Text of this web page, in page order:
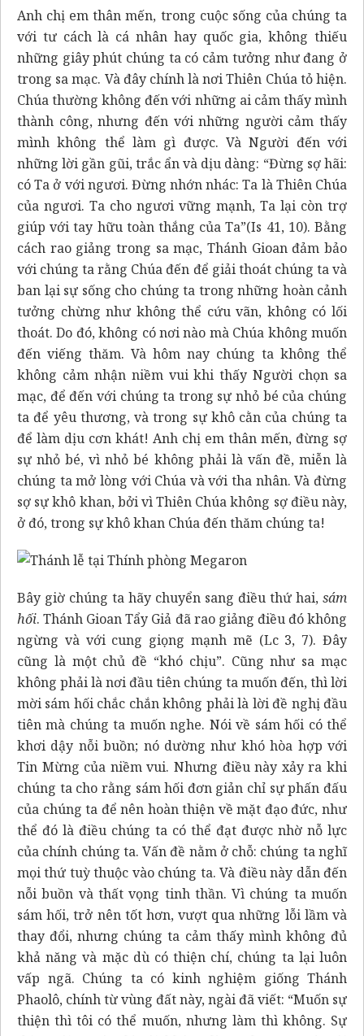
Anh chị em thân mến, trong cuộc sống của chúng ta
với tư cách là cá nhân hay quốc gia, không thiếu
những giây phút chúng ta có cảm tưởng như đang ở
trong sa mạc. Và đây chính là nơi Thiên Chúa tỏ hiện.
Chúa thường không đến với những ai cảm thấy mình
thành công, nhưng đến với những người cảm thấy
mình không thể làm gì được. Và Người đến với
những lời gần gũi, trắc ẩn và dịu dàng: “Đừng sợ hãi:
có Ta ở với ngươi. Đừng nhớn nhác: Ta là Thiên Chúa
của ngươi. Ta cho ngươi vững mạnh, Ta lại còn trợ
giúp với tay hữu toàn thắng của Ta”(Is 41, 10). Bằng
cách rao giảng trong sa mạc, Thánh Gioan đảm bảo
với chúng ta rằng Chúa đến để giải thoát chúng ta và
ban lại sự sống cho chúng ta trong những hoàn cảnh
tưởng chừng như không thể cứu vãn, không có lối
thoát. Do đó, không có nơi nào mà Chúa không muốn
đến viếng thăm. Và hôm nay chúng ta không thể
không cảm nhận niềm vui khi thấy Người chọn sa
mạc, để đến với chúng ta trong sự nhỏ bé của chúng
ta để yêu thương, và trong sự khô cằn của chúng ta
để làm dịu cơn khát! Anh chị em thân mến, đừng sợ
sự nhỏ bé, vì nhỏ bé không phải là vấn đề, miễn là
chúng ta mở lòng với Chúa và với tha nhân. Và đừng
sợ sự khô khan, bởi vì Thiên Chúa không sợ điều này,
ở đó, trong sự khô khan Chúa đến thăm chúng ta!
Bây giờ chúng ta hãy chuyển sang điều thứ hai, sám
hối. Thánh Gioan Tẩy Giả đã rao giảng điều đó không
ngừng và với cung giọng mạnh mẽ (Lc 3, 7). Đây
cũng là một chủ đề “khó chịu”. Cũng như sa mạc
không phải là nơi đầu tiên chúng ta muốn đến, thì lời
mời sám hối chắc chắn không phải là lời đề nghị đầu
tiên mà chúng ta muốn nghe. Nói về sám hối có thể
khơi dậy nỗi buồn; nó dường như khó hòa hợp với
Tin Mừng của niềm vui. Nhưng điều này xảy ra khi
chúng ta cho rằng sám hối đơn giản chỉ sự phấn đấu
của chúng ta để nên hoàn thiện về mặt đạo đức, như
thể đó là điều chúng ta có thể đạt được nhờ nỗ lực
của chính chúng ta. Vấn đề nằm ở chỗ: chúng ta nghĩ
mọi thứ tuỳ thuộc vào chúng ta. Và điều này dẫn đến
nỗi buồn và thất vọng tinh thần. Vì chúng ta muốn
sám hối, trở nên tốt hơn, vượt qua những lỗi lầm và
thay đổi, nhưng chúng ta cảm thấy mình không đủ
khả năng và mặc dù có thiện chí, chúng ta lại luôn
vấp ngã. Chúng ta có kinh nghiệm giống Thánh
Phaolô, chính từ vùng đất này, ngài đã viết: “Muốn sự
thiện thì tôi có thể muốn, nhưng làm thì không. Sự